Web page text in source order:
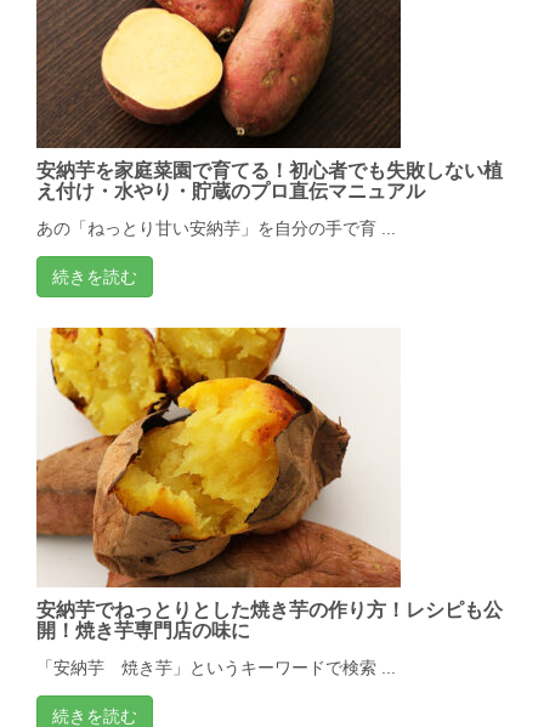
安納芋を家庭菜園で育てる！初心者でも失敗しない植
え付け・水やり・貯蔵のプロ直伝マニュアル
あの「ねっとり甘い安納芋」を自分の手で育 ...
続きを読む
安納芋でねっとりとした焼き芋の作り方！レシピも公
開！焼き芋専門店の味に
「安納芋 焼き芋」というキーワードで検索 ...
続きを読む